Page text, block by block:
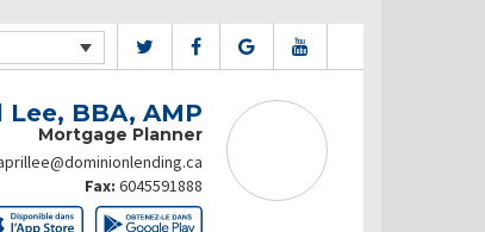
Lee, BBA, AMP
Mortgage Planner
Fax: 6045591888